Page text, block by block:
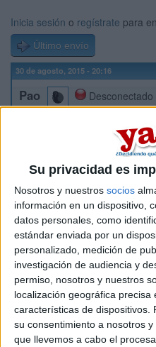
Su privacidad es
Nosotros y nuestros socios
información en un dispositivo,
datos personales, como
estándar enviada por un
personalizado, medición de
investigación de audiencia y
permiso, nosotros y nuestros
localización geográfica
características de dispositivos.
su consentimiento a nosotros
que llevemos a cabo el
Inicia sesión o regístrate para
Último envío
30 de agosto, 2015 - 20:16
Pao
Desconectado
Hola, me encanta l moda y
protocolo. El problema es
que poder estudiarlo. No
que si me gustaría a ser
El año pasado vi que si se
con las jotas de corte 2015-
estilismo. NECESITO
Inicio
Etiquetas: La universidad - un